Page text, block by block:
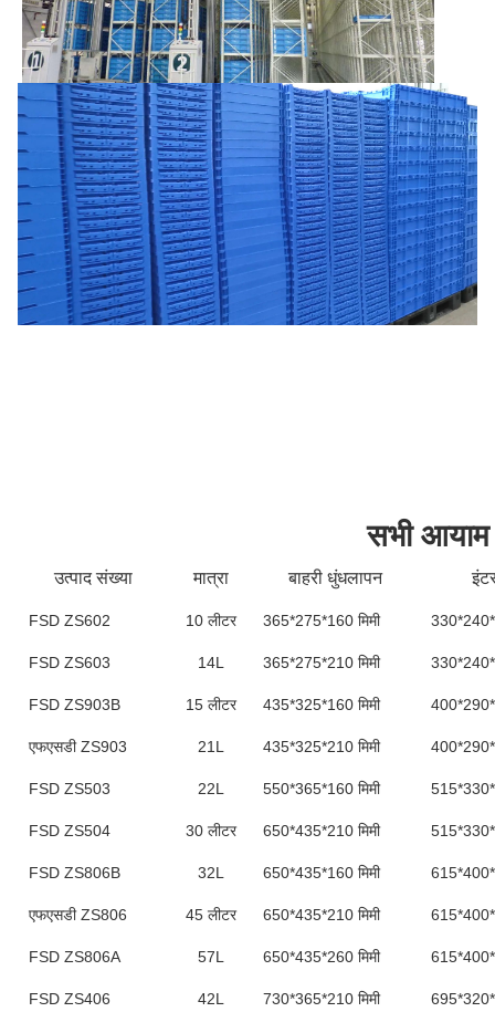
सभी आयाम
उत्पाद संख्या मात्रा बाहरी धुंधलापन
FSD ZS602 10 लीटर 365*275*160 मिमी
FSD ZS603 14L 365*275*210 मिमी
FSD ZS903B 15 लीटर 435*325*160 मिमी
एफएसडी ZS903 21L 435*325*210 मिमी
FSD ZS503 22L 550*365*160 मिमी
FSD ZS504 30 लीटर 650*435*210 मिमी
FSD ZS806B 32L 650*435*160 मिमी
एफएसडी ZS806 45 लीटर 650*435*210 मिमी
FSD ZS806A 57L 650*435*260 मिमी
FSD ZS406 42L 730*365*210 मिमी